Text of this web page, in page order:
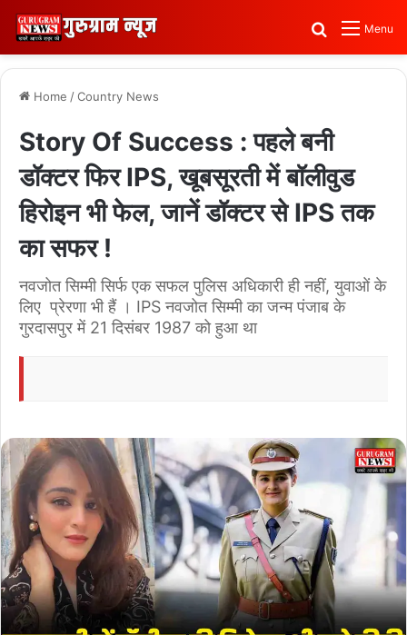
Menu
Search for
Home /Country News
Story Of Success : पहले बनी
डॉक्टर फिर IPS, खूबसूरती में बॉलीवुड
हिरोइन भी फेल, जानें डॉक्टर से IPS तक
का सफर !
नवजोत सिम्मी सिर्फ एक सफल पुलिस अधिकारी ही नहीं, युवाओं के
लिए प्रेरणा भी हैं । IPS नवजोत सिम्मी का जन्म पंजाब के
गुरदासपुर में 21 दिसंबर 1987 को हुआ था